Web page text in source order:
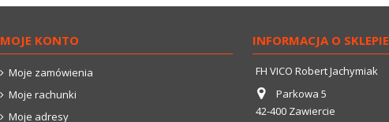
MOJE KONTO
Moje zamówienia
Moje rachunki
Moje adresy
INFORMACJA O SKLEPIE
FH VICO Robert Jachymiak
Parkowa 5
42-400 Zawiercie